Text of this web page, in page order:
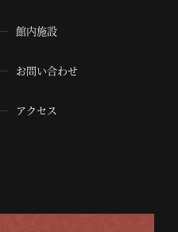
館内施設
お問い合わせ
アクセス